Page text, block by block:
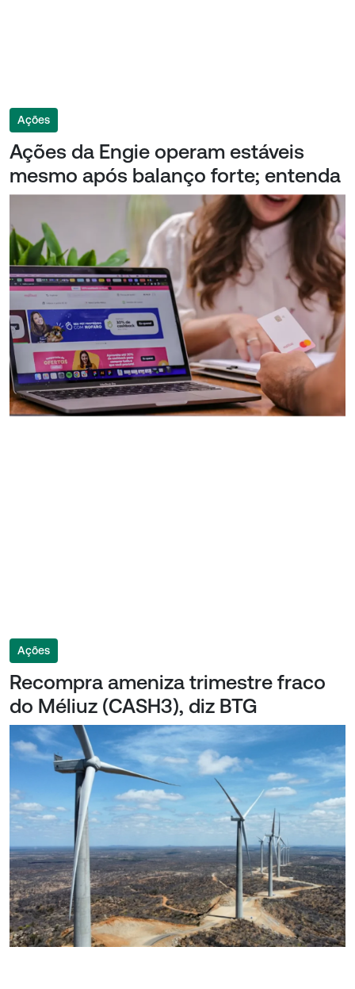
Ações
Ações da Engie operam estáveis
mesmo após balanço forte; entenda
Ações
Recompra ameniza trimestre fraco
do Méliuz (CASH3), diz BTG